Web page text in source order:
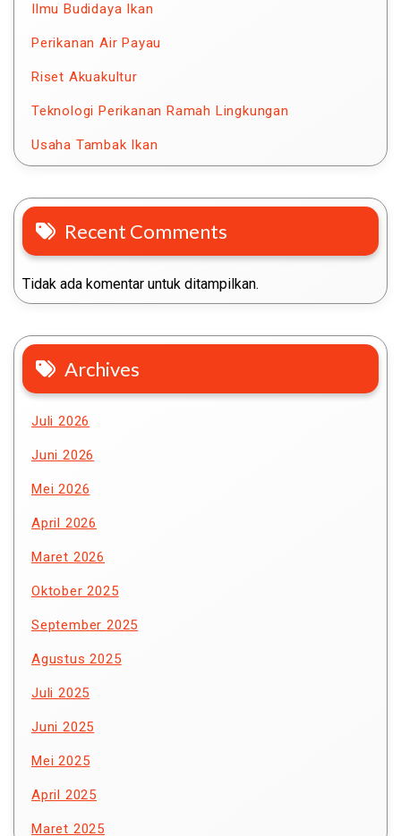
Ilmu Budidaya Ikan
Perikanan Air Payau
Riset Akuakultur
Teknologi Perikanan Ramah Lingkungan
Usaha Tambak Ikan
Recent Comments
Tidak ada komentar untuk ditampilkan.
Archives
Juli 2026
Juni 2026
Mei 2026
April 2026
Maret 2026
Oktober 2025
September 2025
Agustus 2025
Juli 2025
Juni 2025
Mei 2025
April 2025
Maret 2025